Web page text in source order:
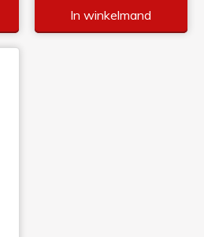
In winkelmand